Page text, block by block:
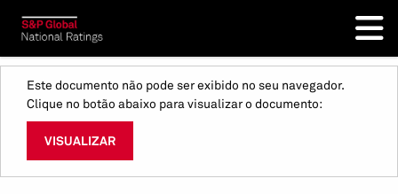
Este documento não pode ser exibido no seu navegador.
Clique no botão abaixo para visualizar o documento:
VISUALIZAR